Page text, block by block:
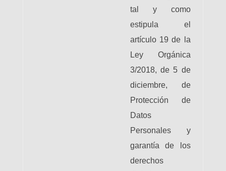
tal y como
estipula el
artículo 19 de la
Ley Orgánica
3/2018, de 5 de
diciembre, de
Protección de
Datos
Personales y
garantía de los
derechos